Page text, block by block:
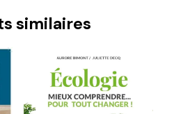
similaires